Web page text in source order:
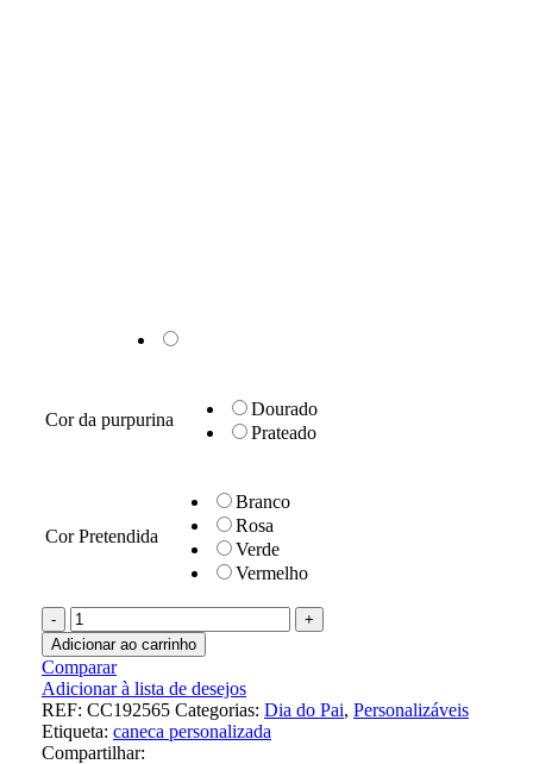
Cor da purpurina
Dourado
Prateado
Cor Pretendida
Branco
Rosa
Verde
Vermelho
Quantidade
de
Caneca
Dia
do
pai
3
Adicionar ao carrinho
Comparar
Adicionar à lista de desejos
REF: CC192565 Categorias: Dia do Pai, Personalizáveis
Etiqueta: caneca personalizada
Compartilhar: